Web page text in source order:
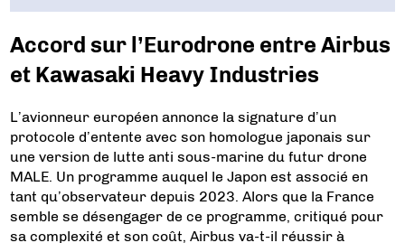
Accord sur l’Eurodrone entre Airbus
et Kawasaki Heavy Industries
L’avionneur européen annonce la signature d’un
protocole d’entente avec son homologue japonais sur
une version de lutte anti sous-marine du futur drone
MALE. Un programme auquel le Japon est associé en
tant qu’observateur depuis 2023. Alors que la France
semble se désengager de ce programme, critiqué pour
sa complexité et son coût, Airbus va-t-il réussir à